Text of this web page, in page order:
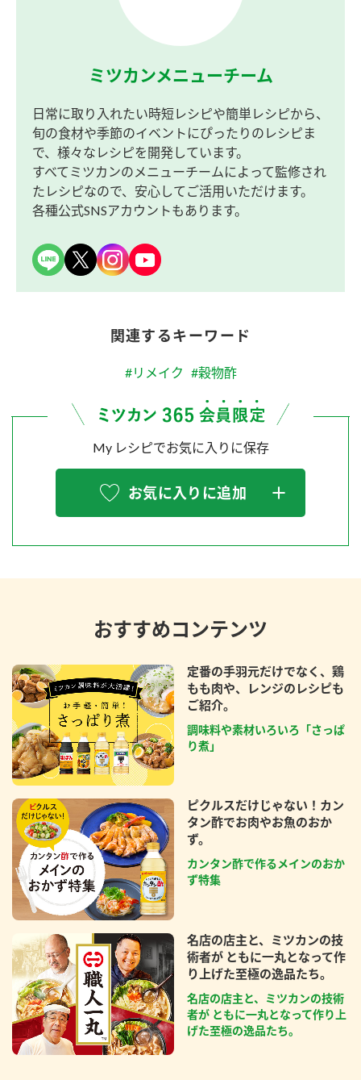
ミツカンメニューチーム
日常に取り入れたい時短レシピや簡単レシピから、
旬の食材や季節のイベントにぴったりのレシピま
で、様々なレシピを開発しています。
すべてミツカンのメニューチームによって監修され
たレシピなので、安心してご活用いただけます。
各種公式SNSアカウントもあります。
関連するキーワード
#リメイク #穀物酢
My レシピでお気に入りに保存
お気に入りに追加
おすすめコンテンツ
定番の手羽元だけでなく、鶏
もも肉や、レンジのレシピも
ご紹介。
調味料や素材いろいろ「さっぱ
り煮」
ピクルスだけじゃない！カン
タン酢でお肉やお魚のおか
ず。
カンタン酢で作るメインのおか
ず特集
名店の店主と、ミツカンの技
術者が ともに一丸となって作
り上げた至極の逸品たち。
名店の店主と、ミツカンの技術
者が ともに一丸となって作り上
げた至極の逸品たち。